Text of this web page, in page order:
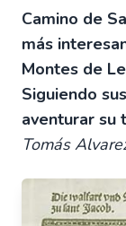
Camino de
más
Montes de
Siguiendo
aventurar su
Tomás